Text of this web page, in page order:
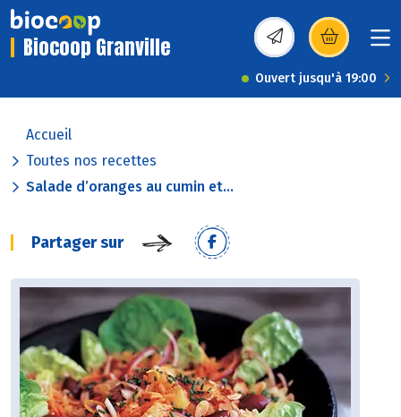
Biocoop Granville (s’ouvre dans une
Ouvert jusqu'à 19:00
Accueil
Toutes nos recettes
Salade d’oranges au cumin et...
Partager sur